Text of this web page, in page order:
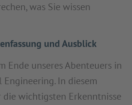
was Sie wissen
und Ausblick
Ende unseres Abenteuers in
Engineering. In diesem
wichtigsten Erkenntnisse